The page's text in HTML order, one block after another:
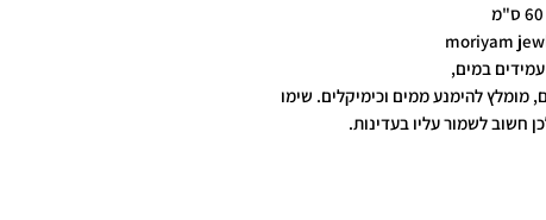
במים,
מומלץ להימנע ממים וכימיקלים. שימו
חשוב לשמור עליו בעדינות.